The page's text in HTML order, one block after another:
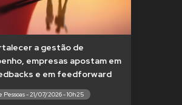
a gestão de
empresas apostam em
e em feedforward
Pessoas - 21/07/2026 - 10h25